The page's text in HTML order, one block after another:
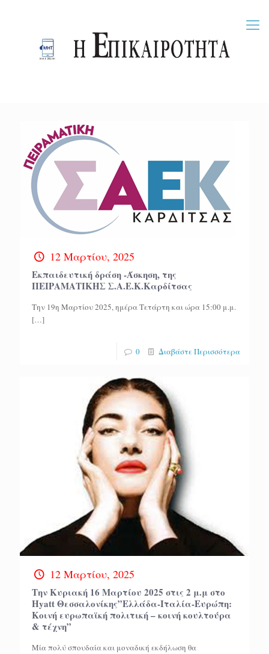
12 Μαρτίου, 2025
Eκπαιδευτική δράση -Άσκηση, της
ΠΕΙΡΑΜΑΤΙΚΗΣ Σ.Α.Ε.Κ.Καρδίτσας
Την 19η Μαρτίου 2025, ημέρα Τετάρτη και ώρα 15:00 μ.μ.
[…]
0 Διαβάστε Περισσότερα
12 Μαρτίου, 2025
Την Κυριακή 16 Μαρτίου 2025 στις 2 μ.μ στο
Hyatt Θεσσαλονίκης”Ελλάδα-Ιταλία-Ευρώπη:
Κοινή ευρωπαϊκή πολιτική – κοινή κουλτούρα
& τέχνη”
Μία πολύ σπουδαία και μοναδική εκδήλωση θα